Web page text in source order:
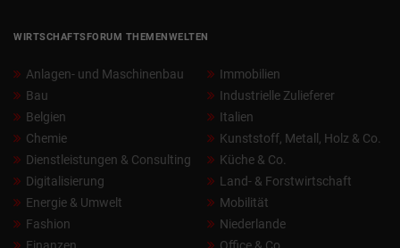
WIRTSCHAFTSFORUM THEMENWELTEN
Anlagen- und Maschinenbau
Bau
Belgien
Chemie
Dienstleistungen & Consulting
Digitalisierung
Energie & Umwelt
Fashion
Immobilien
Industrielle Zulieferer
Italien
Kunststoff, Metall, Holz & Co.
Küche & Co.
Land- & Forstwirtschaft
Mobilität
Niederlande